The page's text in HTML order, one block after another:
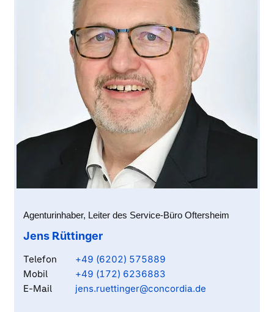
Agenturinhaber, Leiter des Service-Büro Oftersheim
Jens Rüttinger
Telefon
+49 (6202) 575889
Mobil
+49 (172) 6236883
E-Mail
jens.ruettinger@concordia.de